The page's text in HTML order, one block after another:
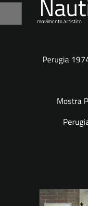
movimento artistico
Perugia
Mostra